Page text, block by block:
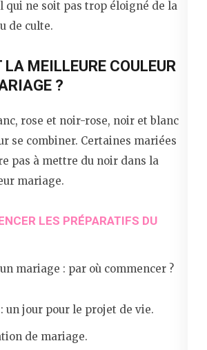
qui ne soit pas trop éloigné de la
de culte.
LA MEILLEURE COULEUR
?
rose et noir-rose, noir et blanc
se combiner. Certaines mariées
pas à mettre du noir dans la
mariage.
LES PRÉPARATIFS DU
mariage : par où commencer ?
un jour pour le projet de vie.
de mariage.